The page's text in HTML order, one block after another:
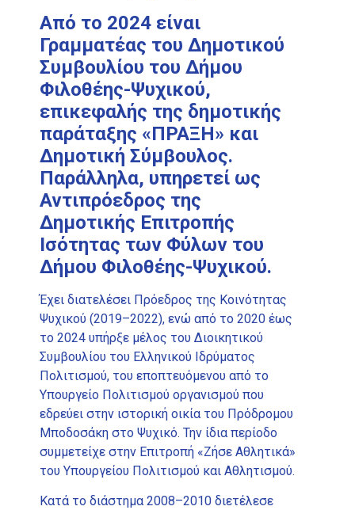
Από το 2024 είναι
Γραμματέας του Δημοτικού
Συμβουλίου του Δήμου
Φιλοθέης-Ψυχικού,
επικεφαλής της δημοτικής
παράταξης «ΠΡΑΞΗ» και
Δημοτική Σύμβουλος.
Παράλληλα, υπηρετεί ως
Αντιπρόεδρος της
Δημοτικής Επιτροπής
Ισότητας των Φύλων του
Δήμου Φιλοθέης-Ψυχικού.
Έχει διατελέσει Πρόεδρος της Κοινότητας
Ψυχικού (2019–2022), ενώ από το 2020 έως
το 2024 υπήρξε μέλος του Διοικητικού
Συμβουλίου του Ελληνικού Ιδρύματος
Πολιτισμού, του εποπτευόμενου από το
Υπουργείο Πολιτισμού οργανισμού που
εδρεύει στην ιστορική οικία του Πρόδρομου
Μποδοσάκη στο Ψυχικό. Την ίδια περίοδο
συμμετείχε στην Επιτροπή «Ζήσε Αθλητικά»
του Υπουργείου Πολιτισμού και Αθλητισμού.
Κατά το διάστημα 2008–2010 διετέλεσε